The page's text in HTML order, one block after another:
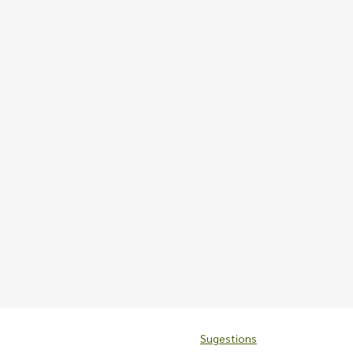
Sugestions